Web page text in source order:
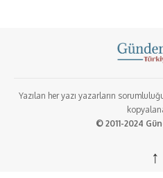
Yazılan her yazı yazarların
© 2011-2024
↑